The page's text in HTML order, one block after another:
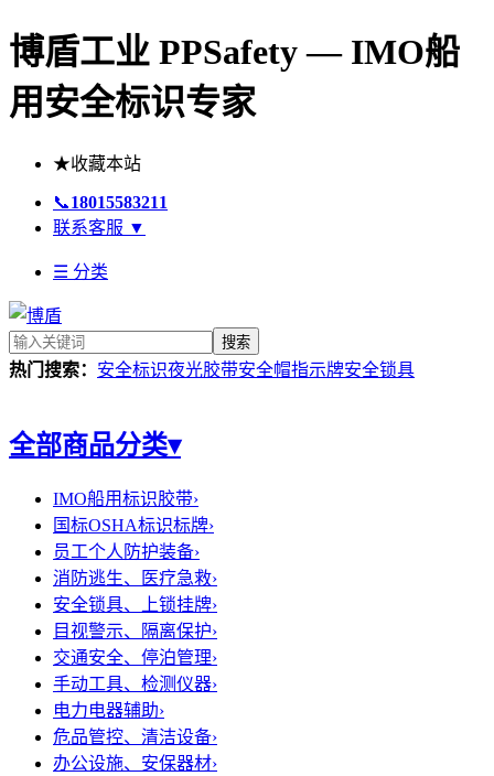
博盾工业 PPSafety — IMO船
用安全标识专家
★收藏本站
📞18015583211
联系客服 ▼
☰ 分类
搜索
热门搜索： 安全标识夜光胶带安全帽指示牌安全锁具
全部商品分类▾
IMO船用标识胶带›
国标OSHA标识标牌›
员工个人防护装备›
消防逃生、医疗急救›
安全锁具、上锁挂牌›
目视警示、隔离保护›
交通安全、停泊管理›
手动工具、检测仪器›
电力电器辅助›
危品管控、清洁设备›
办公设施、安保器材›